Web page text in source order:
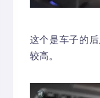
这个是车子的
较高。